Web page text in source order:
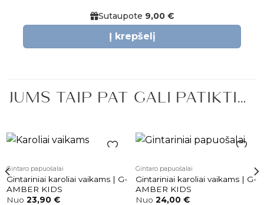
was:
5,00 €.
is:
3,50 €.
Sutaupote 9,00 €
Į krepšelį
JUMS TAIP PAT GALI PATIKTI…
patikusios
prekės
Gintaro papuošalai
Gintariniai karoliai vaikams | G-
AMBER KIDS
Nuo 23,90 €
patikusios
prekės
Gintaro papuošalai
Gintariniai karoliai vaikams | G-
AMBER KIDS
Nuo 24,00 €